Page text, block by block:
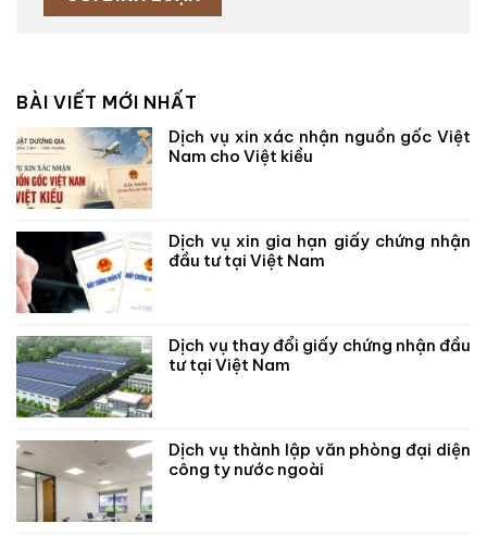
BÀI VIẾT MỚI NHẤT
Dịch vụ xin xác nhận nguồn gốc Việt
Nam cho Việt kiều
Dịch vụ xin gia hạn giấy chứng nhận
đầu tư tại Việt Nam
Dịch vụ thay đổi giấy chứng nhận đầu
tư tại Việt Nam
Dịch vụ thành lập văn phòng đại diện
công ty nước ngoài